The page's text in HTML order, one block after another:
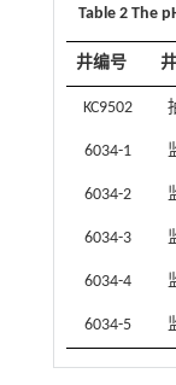
Table 2 The
井编号
KC9502
6034-1
6034-2
6034-3
6034-4
6034-5